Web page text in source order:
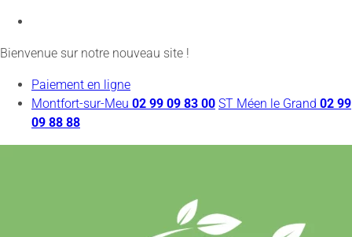
Bienvenue sur notre nouveau site !
Paiement en ligne
Montfort-sur-Meu 02 99 09 83 00 ST Méen le Grand 02 99
09 88 88